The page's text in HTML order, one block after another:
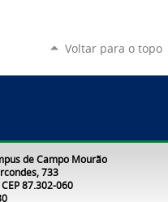
Voltar para o topo
de Campo Mourão
733
87.302-060